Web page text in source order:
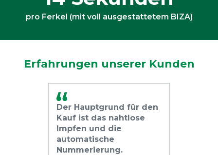
pro Ferkel (mit voll ausgestattetem BIZA)
Erfahrungen unserer Kunden
Der Hauptgrund für den
Kauf ist das nahtlose
Impfen und die
automatische
Nummerierung.